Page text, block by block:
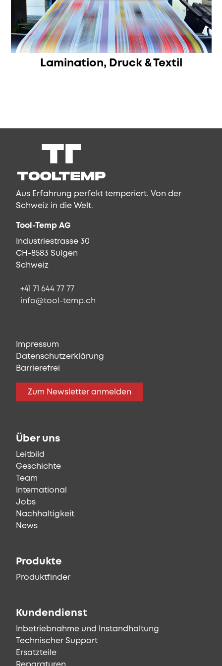
Lamination, Druck & Textil
Aus Erfahrung perfekt temperiert. Von der
Schweiz in die Welt.
Tool-Temp AG
Industriestrasse 30
CH-8583 Sulgen
Schweiz
+41 71 644 77 77
info@tool-temp.ch
Impressum
Datenschutzerklärung
Barrierefrei
Zum Newsletter anmelden
Über uns
Leitbild
Geschichte
Team
International
Jobs
Nachhaltigkeit
News
Produkte
Produktfinder
Kundendienst
Inbetriebnahme und Instandhaltung
Technischer Support
Ersatzteile